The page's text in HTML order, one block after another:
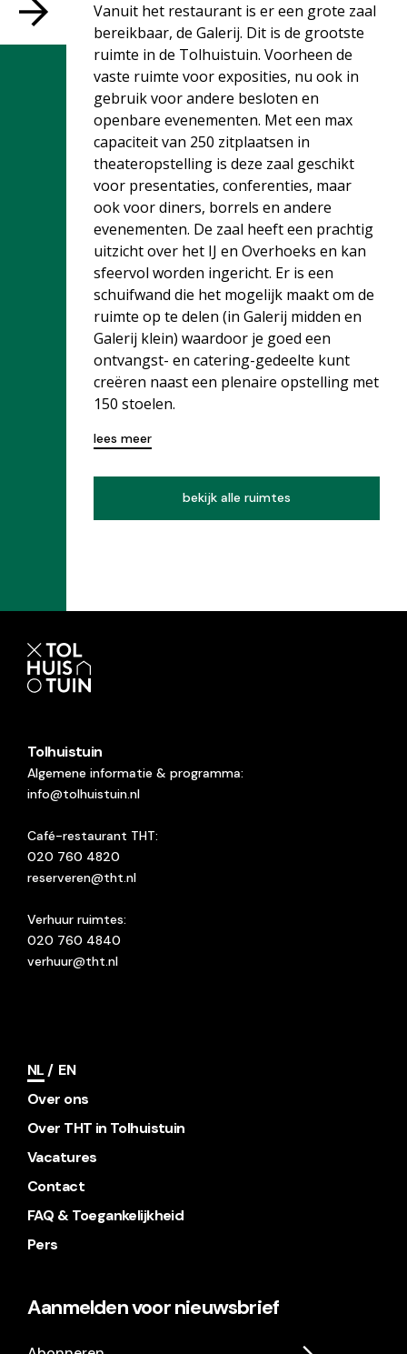
Vanuit het restaurant is er een grote zaal
bereikbaar, de Galerij. Dit is de grootste
ruimte in de Tolhuistuin. Voorheen de
vaste ruimte voor exposities, nu ook in
gebruik voor andere besloten en
openbare evenementen. Met een max
capaciteit van 250 zitplaatsen in
theateropstelling is deze zaal geschikt
voor presentaties, conferenties, maar
ook voor diners, borrels en andere
evenementen. De zaal heeft een prachtig
uitzicht over het IJ en Overhoeks en kan
sfeervol worden ingericht. Er is een
schuifwand die het mogelijk maakt om de
ruimte op te delen (in Galerij midden en
Galerij klein) waardoor je goed een
ontvangst- en catering-gedeelte kunt
creëren naast een plenaire opstelling met
150 stoelen.
lees meer
bekijk alle ruimtes
Tolhuistuin
Algemene informatie & programma:
info@tolhuistuin.nl
Café-restaurant THT:
020 760 4820
reserveren@tht.nl
Verhuur ruimtes:
020 760 4840
verhuur@tht.nl
NL
EN
Over ons
Over THT in Tolhuistuin
Vacatures
Contact
FAQ & Toegankelijkheid
Pers
Aanmelden voor nieuwsbrief